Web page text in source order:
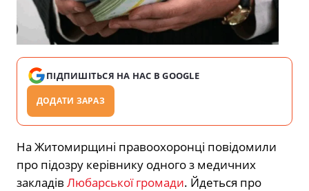
ПІДПИШІТЬСЯ НА НАС В GOOGLE
ДОДАТИ ЗАРАЗ
На Житомирщині правоохоронці повідомили
про підозру керівнику одного з медичних
закладів Любарської громади. Йдеться про